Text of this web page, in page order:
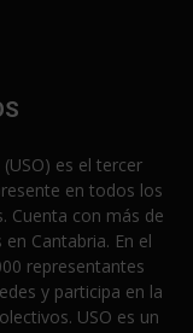
es el tercer
en todos los
Cuenta con más de
Cantabria. En el
representantes
y participa en la
USO es un